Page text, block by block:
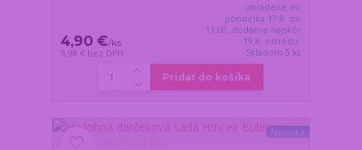
4,90 €/ks
3,98 € bez DPH
uhradené do
pondelka 17.8. do
11:00, dodáme najskôr
19.8. v stredu.
Skladom 5 ks
Pridať do košíka
Novinka